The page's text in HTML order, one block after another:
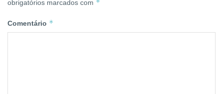
obrigatórios marcados com *
Comentário *